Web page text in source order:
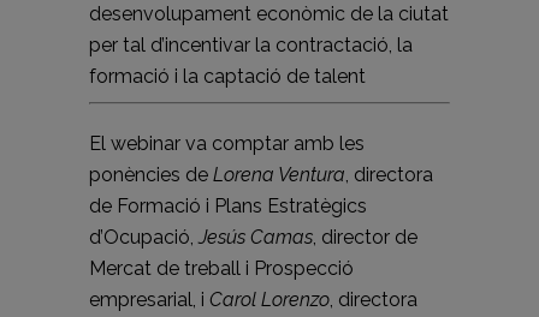
desenvolupament econòmic de la ciutat
per tal d’incentivar la contractació, la
formació i la captació de talent
El webinar va comptar amb les
ponències de Lorena Ventura , directora
de Formació i Plans Estratègics
d’Ocupació, Jesús Camas , director de
Mercat de treball i Prospecció
empresarial, i Carol Lorenzo , directora